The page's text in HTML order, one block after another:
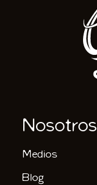
Nosotros
Medios
Blog